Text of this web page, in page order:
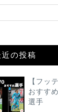
近の投稿
【フッ
おすす
選手